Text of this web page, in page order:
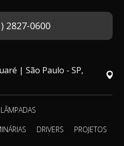
2827-0600
| São Paulo - SP,
LÂMPADAS
DRIVERS
PROJETOS